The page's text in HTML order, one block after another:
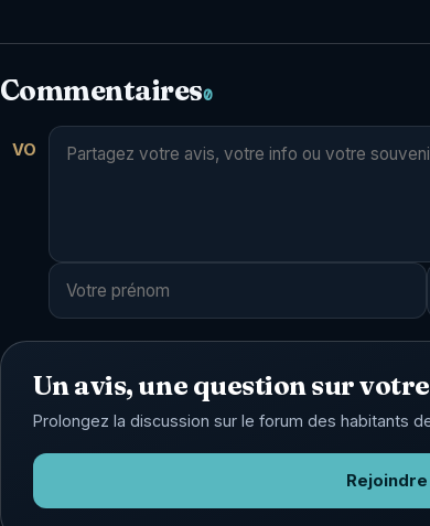
Commentaires0
VO
Un avis, une question sur
Prolongez la discussion sur le forum des habitants